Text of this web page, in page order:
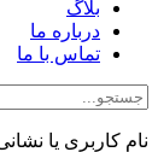
بلاگ
درباره ما
تماس با ما
نام کاربری یا